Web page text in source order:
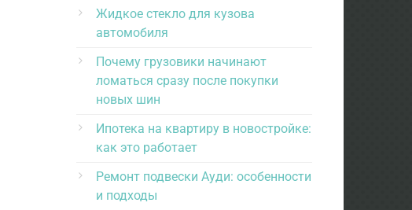
Жидкое стекло для кузова
автомобиля
Почему грузовики начинают
ломаться сразу после покупки
новых шин
Ипотека на квартиру в новостройке:
как это работает
Ремонт подвески Ауди: особенности
и подходы